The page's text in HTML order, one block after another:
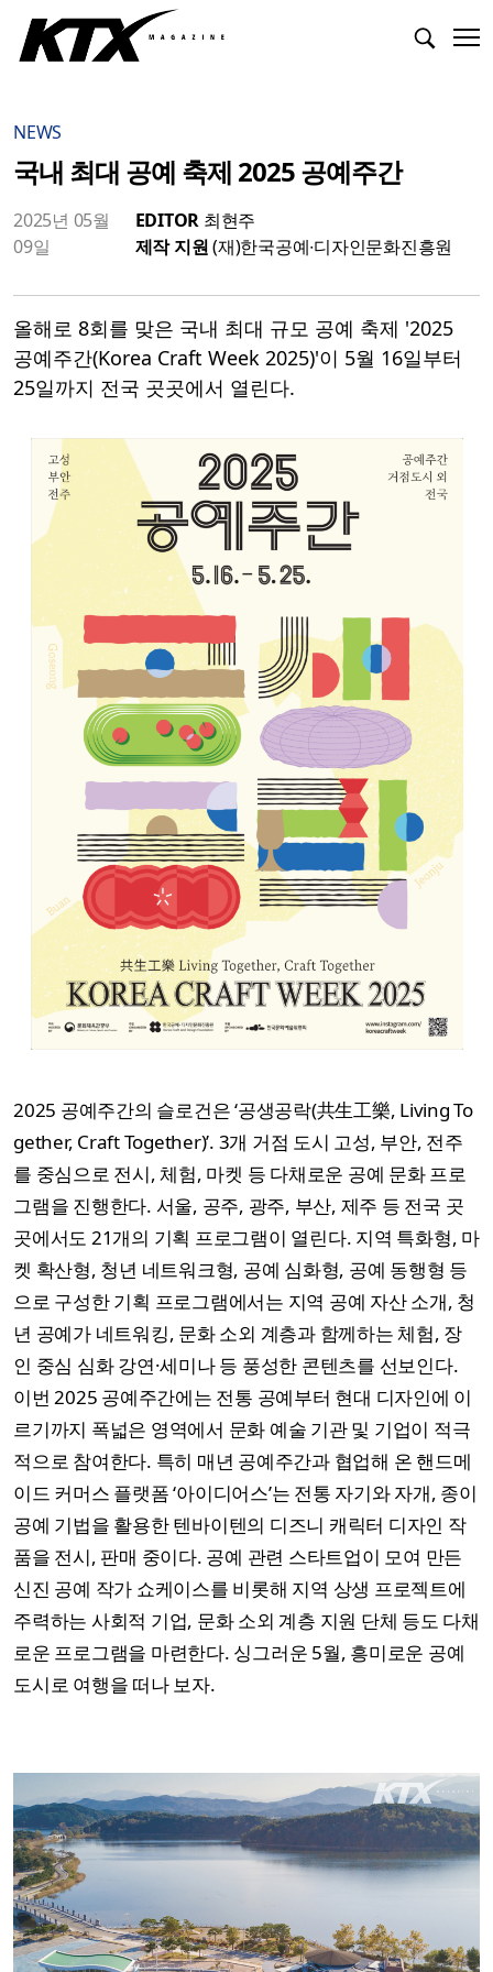
NEWS
국내 최대 공예 축제 2025 공예주간
2025년 05월
09일
EDITOR 최현주
제작 지원(재)한국공예∙디자인문화진흥원
올해로 8회를 맞은 국내 최대 규모 공예 축제 '2025
공예주간(Korea Craft Week 2025)'이 5월 16일부터
25일까지 전국 곳곳에서 열린다.
2025 공예주간의 슬로건은 ‘공생공락(共生工樂, Living To
gether, Craft Together)’. 3개 거점 도시 고성, 부안, 전주
를 중심으로 전시, 체험, 마켓 등 다채로운 공예 문화 프로
그램을 진행한다. 서울, 공주, 광주, 부산, 제주 등 전국 곳
곳에서도 21개의 기획 프로그램이 열린다. 지역 특화형, 마
켓 확산형, 청년 네트워크형, 공예 심화형, 공예 동행형 등
으로 구성한 기획 프로그램에서는 지역 공예 자산 소개, 청
년 공예가 네트워킹, 문화 소외 계층과 함께하는 체험, 장
인 중심 심화 강연·세미나 등 풍성한 콘텐츠를 선보인다.
이번 2025 공예주간에는 전통 공예부터 현대 디자인에 이
르기까지 폭넓은 영역에서 문화 예술 기관 및 기업이 적극
적으로 참여한다. 특히 매년 공예주간과 협업해 온 핸드메
이드 커머스 플랫폼 ‘아이디어스’는 전통 자기와 자개, 종이
공예 기법을 활용한 텐바이텐의 디즈니 캐릭터 디자인 작
품을 전시, 판매 중이다. 공예 관련 스타트업이 모여 만든
신진 공예 작가 쇼케이스를 비롯해 지역 상생 프로젝트에
주력하는 사회적 기업, 문화 소외 계층 지원 단체 등도 다채
로운 프로그램을 마련한다. 싱그러운 5월, 흥미로운 공예
도시로 여행을 떠나 보자.